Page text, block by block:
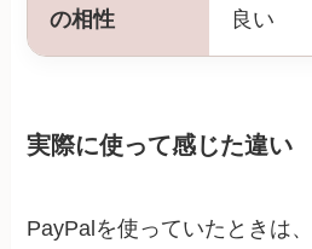
の相性
良い
実際に使って感じた違い
PayPalを使っていたときは、